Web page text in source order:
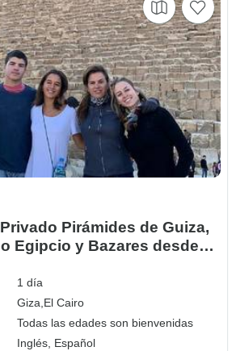
Pirámides de Guiza,
Egipcio y Bazares desde
1 día
Giza, El Cairo
Todas las edades son bienvenidas
Inglés, Español